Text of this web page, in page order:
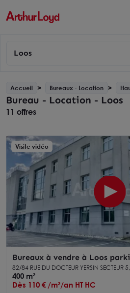
Loos
Accueil Bureaux - Location
Bureau - Location - Loos
11 offres
Visite vidéo
Bureaux à vendre à Loos
accès rapide à Lille
82/84 RUE DU DOCTEUR YERSIN SECTEUR
400 m²
Dès 110 € /m²/an HT HC